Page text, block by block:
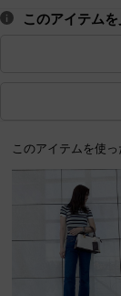
このアイテム
このアイテムを使